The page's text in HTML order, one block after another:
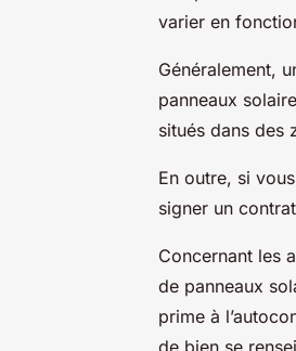
varier en
Généralement,
panneaux
situés dans des
En outre, si
signer un
Concernant les
de panneaux
prime à
de bien se